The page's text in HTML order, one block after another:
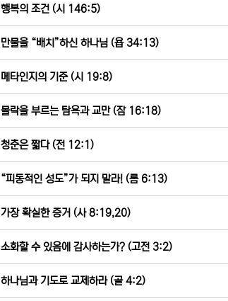
행복의 조건 (시 146:5)
만물을 “배치”하신 하나님 (욥 34:13)
메타인지의 기준 (시 19:8)
몰락을 부르는 탐욕과 교만 (잠 16:18)
청춘은 짧다 (전 12:1)
“피동적인 성도”가 되지 말라! (롬 6:13)
가장 확실한 증거 (사 8:19,20)
소화할 수 있음에 감사하는가? (고전 3:2)
하나님과 기도로 교제하라 (골 4:2)